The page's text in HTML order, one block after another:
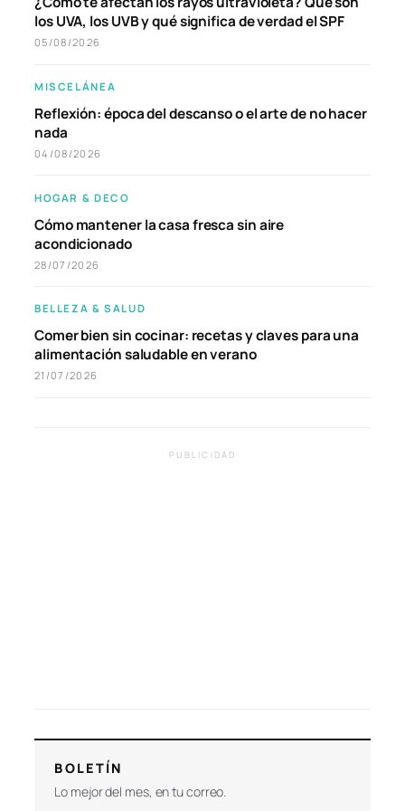
los UVA, los UVB y qué significa de verdad el SPF
05/08/2026
MISCELÁNEA
Reflexión: época del descanso o el arte de no hacer
nada
04/08/2026
HOGAR & DECO
Cómo mantener la casa fresca sin aire
acondicionado
28/07/2026
BELLEZA & SALUD
Comer bien sin cocinar: recetas y claves para una
alimentación saludable en verano
21/07/2026
PUBLICIDAD
BOLETÍN
Lo mejor del mes, en tu correo.